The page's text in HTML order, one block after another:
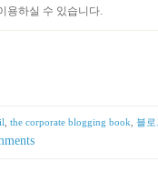
용하실 수 있습니다.
the corporate blogging book 블로